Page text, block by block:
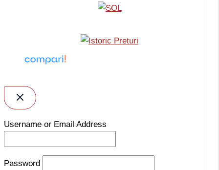
Username or Email Address
Password